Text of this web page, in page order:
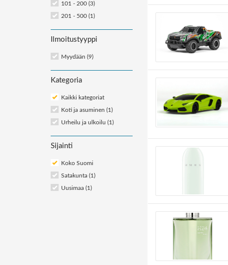
101 - 200 (3)
201 - 500 (1)
Ilmoitustyyppi
Myydään (9)
Kategoria
Kaikki kategoriat
Koti ja asuminen (1)
Urheilu ja ulkoilu (1)
Sijainti
Koko Suomi
Satakunta (1)
Uusimaa (1)